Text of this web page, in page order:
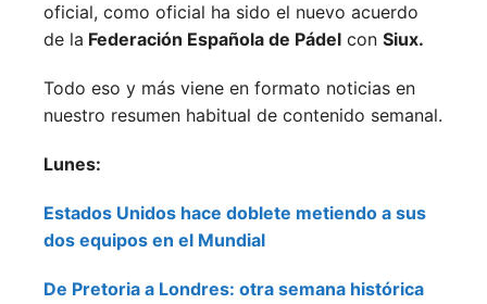
oficial, como oficial ha sido el nuevo acuerdo
de la Federación Española de Pádel con Siux.
Todo eso y más viene en formato noticias en
nuestro resumen habitual de contenido semanal.
Lunes:
Estados Unidos hace doblete metiendo a sus
dos equipos en el Mundial
De Pretoria a Londres: otra semana histórica